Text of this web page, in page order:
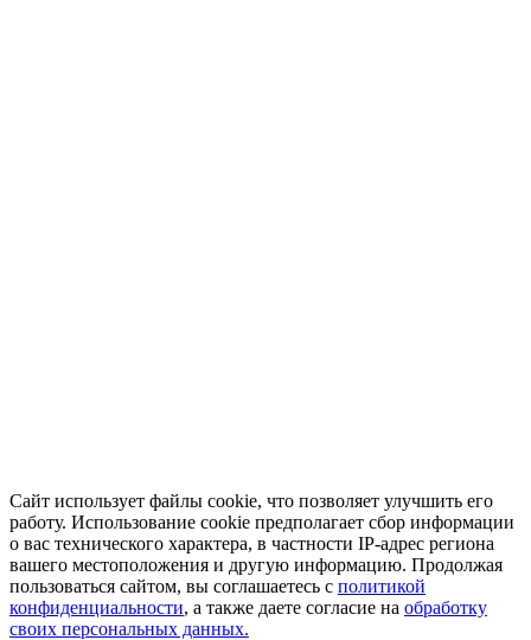
Сайт использует файлы cookie, что позволяет улучшить его
работу. Использование cookie предполагает сбор информации
о вас технического характера, в частности IP-адрес региона
вашего местоположения и другую информацию. Продолжая
пользоваться сайтом, вы соглашаетесь с политикой
конфиденциальности, а также даете согласие на обработку
своих персональных данных.